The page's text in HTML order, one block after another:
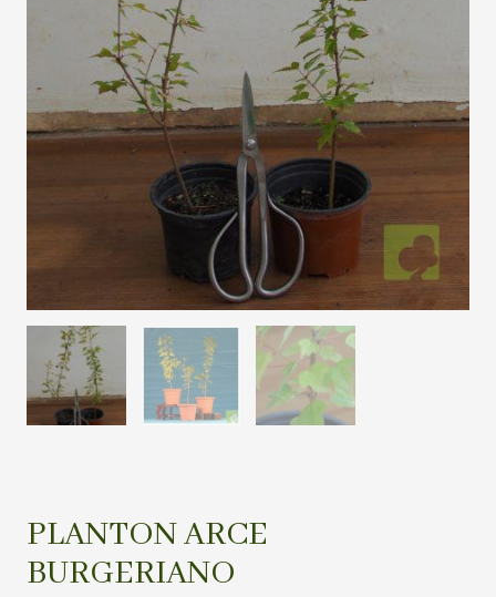
PLANTON ARCE
BURGERIANO